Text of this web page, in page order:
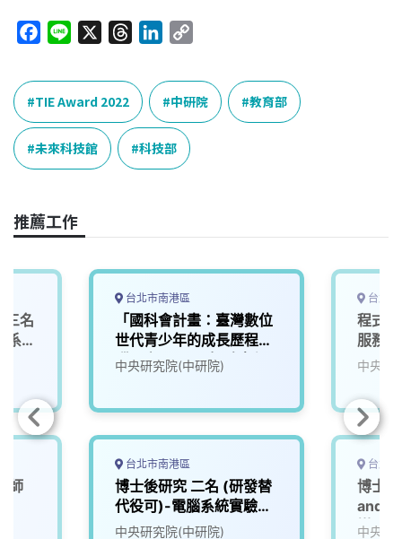
c
e
b
o
o
n
e
r
a
d
s
n
k
e
d
I
p
y
L
TIE Award 2022 中研院 教育部
未來科技館 科技部
推薦工作
三名
統
師
台北市南港區
「國科會計畫：臺灣數位
世代青少年的成長歷程追
蹤研究(4/5)」招聘專任
中央研究院(中研院)
台北市南港區
博士後研究 二名 (研發替
代役可)-電腦系統實驗室
Machine Learning
中央研究院(中研院)
台北
程式
服務處
中央研
台北
博士
and/
媒體
中央研